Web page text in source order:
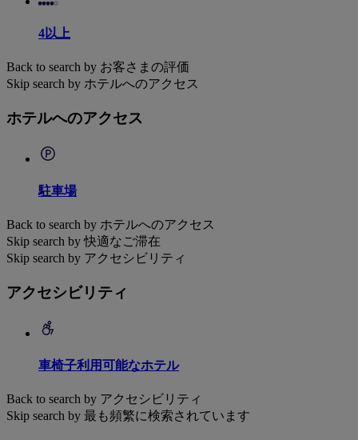
4以上
Back to search by お客さまの評価
Skip search by ホテルへのアクセス
ホテルへのアクセス
駐車場
Back to search by ホテルへのアクセス
Skip search by 快適なご滞在
Skip search by アクセシビリティ
アクセシビリティ
車椅子利用可能なホテル
Back to search by アクセシビリティ
Skip search by 最も頻繁に検索されています